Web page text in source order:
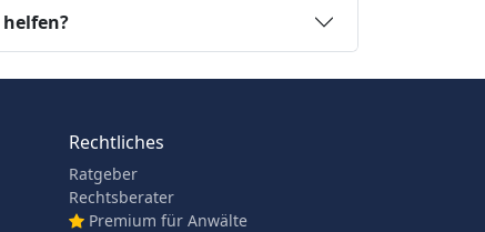
Rechtliches
Ratgeber
Rechtsberater
Premium für Anwälte